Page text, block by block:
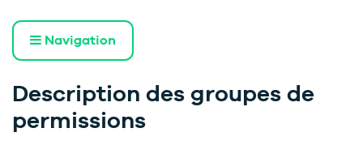
Navigation
Description des groupes de
permissions